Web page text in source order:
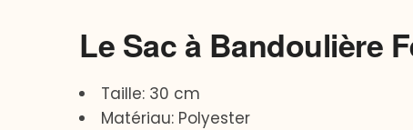
Le Sac à Bandoulière
Taille: 30 cm
Matériau: Polyester